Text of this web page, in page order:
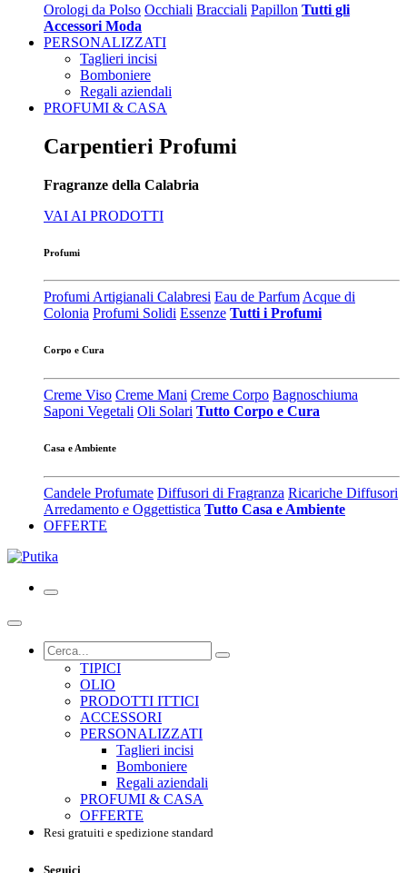
Orologi da Polso Occhiali Bracciali Papillon Tutti gli
Accessori Moda
PERSONALIZZATI
Taglieri incisi
Bomboniere
Regali aziendali
PROFUMI & CASA
Carpentieri Profumi
Fragranze della Calabria
VAI AI PRODOTTI
Profumi
Profumi Artigianali Calabresi Eau de ParfumAcque di
Colonia Profumi Solidi Essenze Tutti i Profumi
Corpo e Cura
Creme Viso Creme Mani Creme Corpo Bagnoschiuma
Saponi Vegetali Oli Solari Tutto Corpo e Cura
Casa e Ambiente
Candele Profumate Diffusori di Fragranza Ricariche Diffusori
Arredamento e Oggettistica Tutto Casa e Ambiente
OFFERTE
TIPICI
OLIO
PRODOTTI ITTICI
ACCESSORI
PERSONALIZZATI
Taglieri incisi
Bomboniere
Regali aziendali
PROFUMI & CASA
OFFERTE
Resi gratuiti e spedizione standard
Seguici